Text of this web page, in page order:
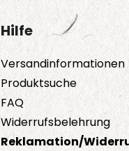
Hilfe
Versandinformationen
Produktsuche
FAQ
Widerrufsbelehrung
Reklamation/